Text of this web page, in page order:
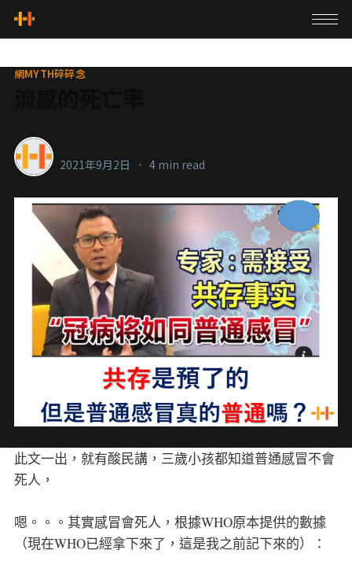
網MYTH碎碎念
2021年9月2日 • 4 min read
此文一出，就有酸民講，三歲小孩都知道普通感冒不會
死人，
嗯。。。其實感冒會死人，根據WHO原本提供的數據
（現在WHO已經拿下來了，這是我之前記下來的）：